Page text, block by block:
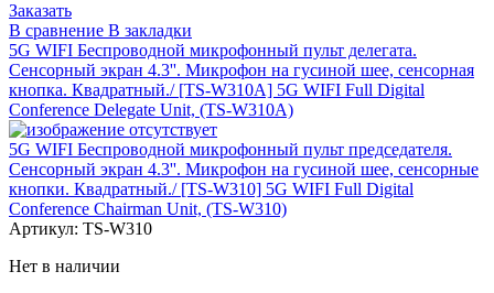
Заказать
В сравнение В закладки
5G WIFI Беспроводной микрофонный пульт делегата.
Сенсорный экран 4.3''. Микрофон на гусиной шее, сенсорная
кнопка. Квадратный./ [TS-W310A] 5G WIFI Full Digital
Conference Delegate Unit, (TS-W310A)
5G WIFI Беспроводной микрофонный пульт председателя.
Сенсорный экран 4.3''. Микрофон на гусиной шее, сенсорные
кнопки. Квадратный./ [TS-W310] 5G WIFI Full Digital
Conference Chairman Unit, (TS-W310)
Артикул: TS-W310
Нет в наличии